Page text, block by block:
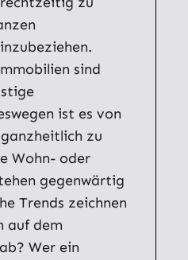
sind
ist es von
zu
Wohn- oder
gegenwärtig
Trends zeichnen
auf dem
Wer ein